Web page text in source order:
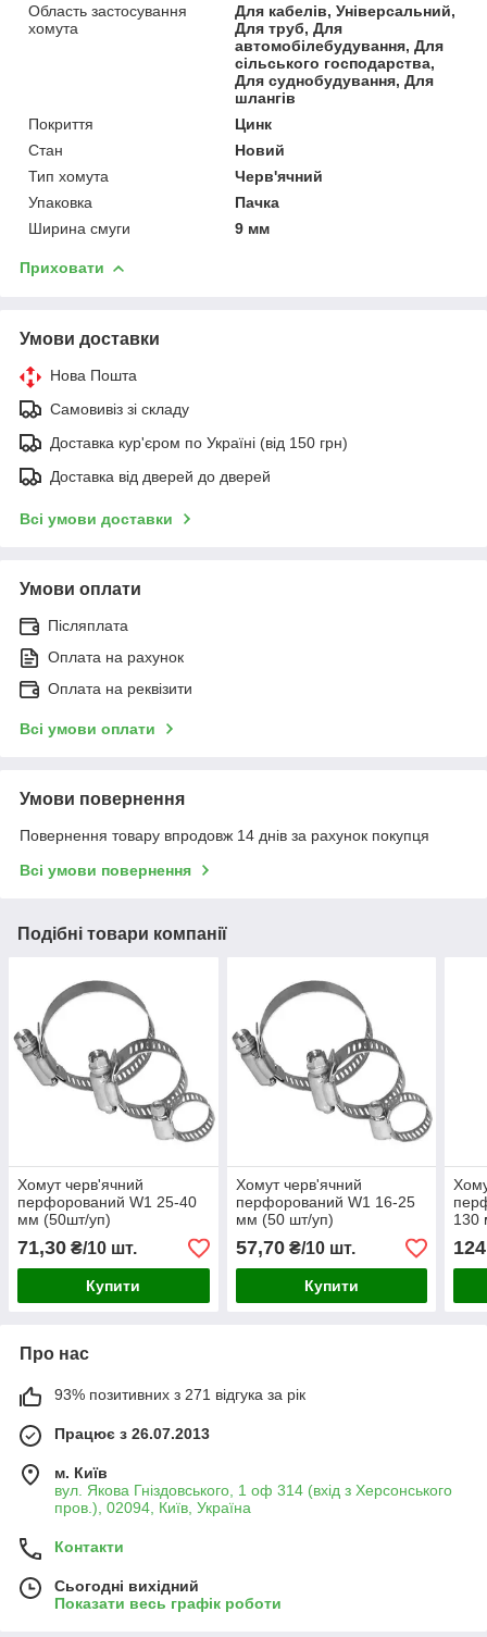
Область застосування
хомута
Для кабелів, Універсальний,
Для труб, Для
автомобілебудування, Для
сільського господарства,
Для суднобудування, Для
шлангів
Покриття
Цинк
Стан
Новий
Тип хомута
Черв'ячний
Упаковка
Пачка
Ширина смуги
9 мм
Приховати
Умови доставки
Нова Пошта
Самовивіз зі складу
Доставка кур'єром по Україні (від 150 грн)
Доставка від дверей до дверей
Всі умови доставки
Умови оплати
Післяплата
Оплата на рахунок
Оплата на реквізити
Всі умови оплати
Умови повернення
Повернення товару впродовж 14 днів за рахунок покупця
Всі умови повернення
Подібні товари компанії
Хомут черв'ячний
перфорований W1 25-40
мм (50шт/уп)
71,30 ₴/10 шт.
Купити
Хомут черв'ячний
перфорований W1 16-25
мм (50 шт/уп)
57,70₴/10 шт.
Купити
130
Про нас
93% позитивних з 271 відгука за рік
Працює з 26.07.2013
м. Київ
вул. Якова Гніздовського, 1 оф 314 (вхід з Херсонського
пров.), 02094, Київ, Україна
Контакти
Сьогодні вихідний
Показати весь графік роботи